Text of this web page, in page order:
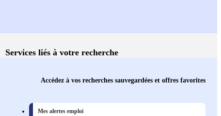
Services liés à votre recherche
Accédez à vos recherches sauvegardées et offres favorites
Mes alertes emploi